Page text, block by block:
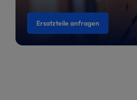
Ersatzteile anfragen